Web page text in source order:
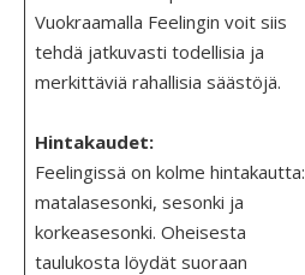
Vuokraamalla Feelingin voit siis
tehdä jatkuvasti todellisia ja
merkittäviä rahallisia säästöjä.
Hintakaudet:
Feelingissä on kolme hintakautta:
matalasesonki, sesonki ja
korkeasesonki. Oheisesta
taulukosta löydät suoraan